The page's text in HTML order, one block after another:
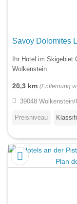
Savoy Dolomites
Ihr Hotel im Skigebiet
Wolkenstein
20,3 km (Entfernung
39048
Preisniveau